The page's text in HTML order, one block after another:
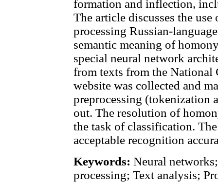
formation and inflection,
The article discusses the
processing Russian-
semantic meaning of
special neural network
from texts from the National
website was collected and
preprocessing (tokenization
out. The resolution of
the task of classification.
acceptable recognition
Keywords: Neural
processing; Text analysis;